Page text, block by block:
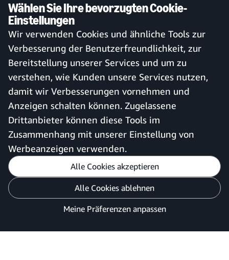
Wählen Sie Ihre bevorzugten Cookie-
Einstellungen
Wir verwenden Cookies und ähnliche Tools zur
Verbesserung der Benutzerfreundlichkeit, zur
Bereitstellung unserer Services und um zu
verstehen, wie Kunden unsere Services nutzen,
damit wir Verbesserungen vornehmen und
Anzeigen schalten können. Zugelassene
Drittanbieter können diese Tools im
Zusammenhang mit unserer Einstellung von
Werbeanzeigen verwenden.
Alle Cookies akzeptieren
Alle Cookies ablehnen
Meine Präferenzen anpassen
Hilfe
Vetrieb kontaktieren
Hilfe und Kundendienst
Sitemap
Ihr Amazon Business
Kostenloses Konto erstellen
Bei bestehendem Konto
anmelden
Amazon Business-App
Deutschland
Meine Präferenzen anpassen
Datenschutzhinweis
Cookies und Werbung